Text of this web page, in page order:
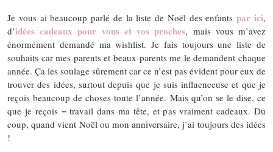
Je vous ai beaucoup parlé de la liste de Noël des enfantspar ici,
d’idées cadeaux pour vous et vos proches, mais vous m’avez
énormément demandé ma wishlist. Je fais toujours une liste de
souhaits car mes parents et beaux-parents me le demandent chaque
année. Ça les soulage sûrement car ce n’est pas évident pour eux de
trouver des idées, surtout depuis que je suis influenceuse et que je
reçois beaucoup de choses toute l’année. Mais qu’on se le dise, ce
que je reçois = travail dans ma tête, et pas vraiment cadeaux. Du
coup, quand vient Noël ou mon anniversaire, j’ai toujours des idées
!